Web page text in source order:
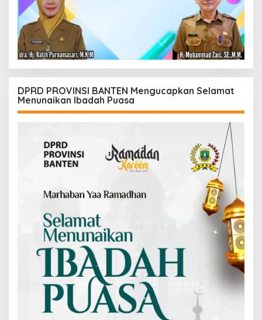
DPRD PROVINSI BANTEN Mengucapkan Selamat
Menunaikan Ibadah Puasa